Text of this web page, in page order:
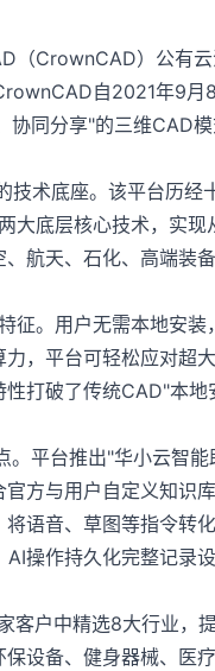
（CrownCAD）公有
自2021年9月
同分享"的三维CAD
术底座。该平台历经
大底层核心技术，实现
航天、石化、高端装
征。用户无需本地安装
，平台可轻松应对超
打破了传统CAD"本
平台推出"华小云智能
方与用户自定义知识
语音、草图等指令转
操作持久化完整记录
户中精选8大行业，提
设备、健身器械、医